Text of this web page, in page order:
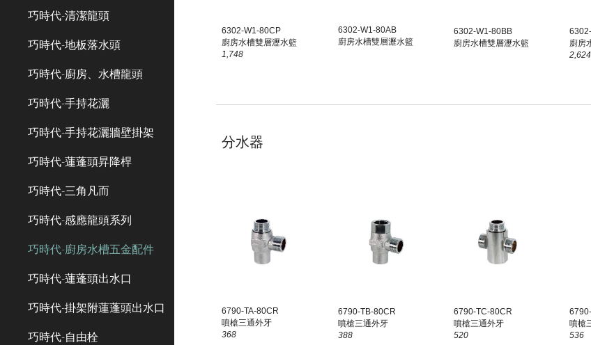
巧時代-清潔龍頭
巧時代-地板落水頭
巧時代-廚房、水槽龍頭
巧時代-手持花灑
巧時代-手持花灑牆壁掛架
巧時代-蓮蓬頭昇降桿
巧時代-三角凡而
巧時代-感應龍頭系列
巧時代-廚房水槽五金配件
巧時代-蓮蓬頭出水口
巧時代-掛架附蓮蓬頭出水口
巧時代-自由栓
6302-W1-80CP
廚房水槽雙層瀝水籃
1,748
6302-W1-80AB
廚房水槽雙層瀝水籃
6302-W1-80BB
廚房水槽雙層瀝水籃
廚房
2,624
分水器
6790-TA-80CR
噴槍三通外牙
368
6790-TB-80CR
噴槍三通外牙
388
6790-TC-80CR
噴槍三通外牙
520
噴槍
536